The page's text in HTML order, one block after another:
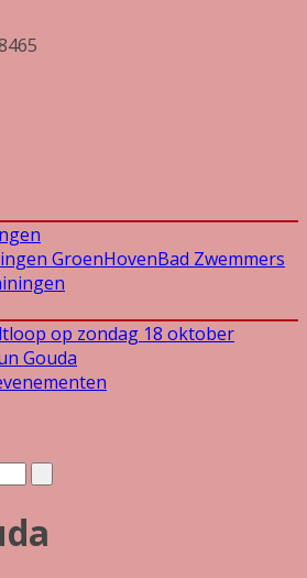
GroenHovenBad Zwemmers
op zondag 18 oktober
Gouda